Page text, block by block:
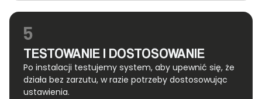
5
TESTOWANIE I DOSTOSOWANIE
Po instalacji testujemy system, aby upewnić się, że
działa bez zarzutu, w razie potrzeby dostosowując
ustawienia.